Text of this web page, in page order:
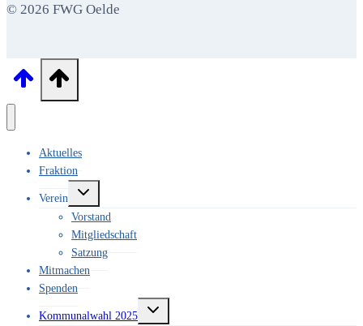
© 2026 FWG Oelde
Aktuelles
Fraktion
Verein
Untermenü
umschalten
Vorstand
Mitgliedschaft
Satzung
Mitmachen
Spenden
Kommunalwahl 2025
Untermenü
umschalten